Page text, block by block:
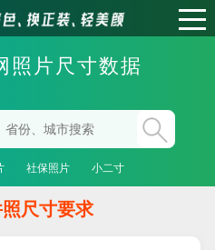
照片尺寸数据
社保照片 小二寸
尺寸要求